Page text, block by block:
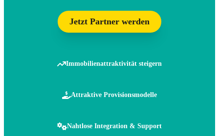
Jetzt Partner werden
Immobilienattraktivität steigern
Attraktive Provisionsmodelle
Nahtlose Integration & Support